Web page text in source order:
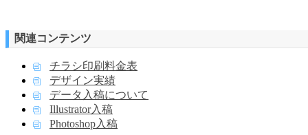
関連コンテンツ
チラシ印刷料金表
デザイン実績
データ入稿について
Illustrator入稿
Photoshop入稿